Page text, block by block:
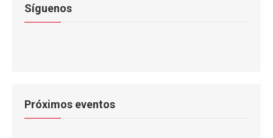
Síguenos
Próximos eventos